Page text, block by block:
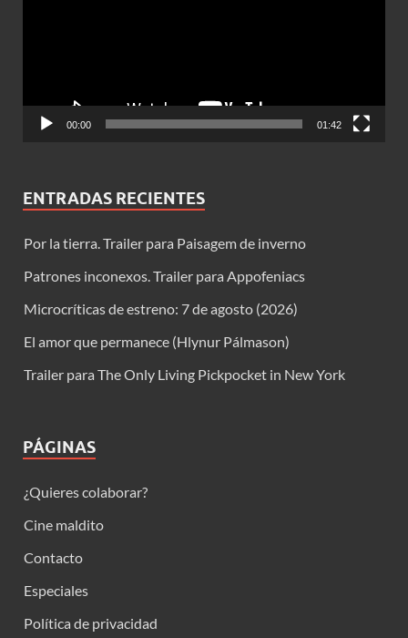
00:00 01:42
ENTRADAS RECIENTES
Por la tierra. Trailer para Paisagem de inverno
Patrones inconexos. Trailer para Appofeniacs
Microcríticas de estreno: 7 de agosto (2026)
El amor que permanece (Hlynur Pálmason)
Trailer para The Only Living Pickpocket in New York
PÁGINAS
¿Quieres colaborar?
Cine maldito
Contacto
Especiales
Política de privacidad